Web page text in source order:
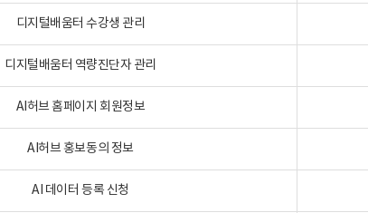
디지털배움터 수강생 관리
디지털배움터 역량진단자 관리
AI허브 홈페이지 회원정보
AI허브 홍보동의 정보
AI 데이터 등록 신청